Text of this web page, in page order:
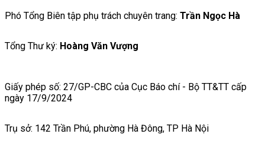
Phó Tổng Biên tập phụ trách chuyên trang: Trần Ngọc Hà
Tổng Thư ký: Hoàng Văn Vượng
Giấy phép số: 27/GP-CBC của Cục Báo chí - Bộ TT&TT cấp
ngày 17/9/2024
Trụ sở: 142 Trần Phú, phường Hà Đông, TP Hà Nội